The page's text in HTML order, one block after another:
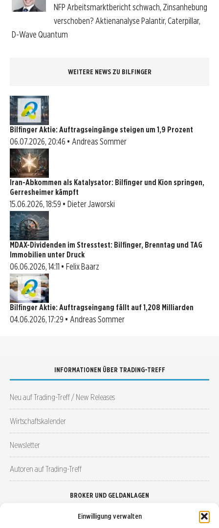
Einwilligung verwalten
NFP Arbeitsmarktbericht schwach, Zinsanhebung
verschoben? Aktienanalyse Palantir, Caterpillar,
D-Wave Quantum
WEITERE NEWS ZU BILFINGER
Bilfinger Aktie: Auftragseingänge steigen um 1,9 Prozent
06.07.2026, 20:46 • Andreas Sommer
Iran-Abkommen als Katalysator: Bilfinger und Kion springen,
Gerresheimer kämpft
15.06.2026, 18:59 • Dieter Jaworski
MDAX-Dividenden im Stresstest: Bilfinger, Brenntag und TAG
Immobilien unter Druck
06.06.2026, 14:11 • Felix Baarz
Bilfinger Aktie: Auftragseingang fällt auf 1,208 Milliarden
04.06.2026, 17:29 • Andreas Sommer
INFORMATIONEN ÜBER TRADING-TREFF
Neu auf Trading-Treff / New Releases
Wirtschaftskalender
Newsletter
Autoren auf Trading-Treff
BROKER UND GELDANLAGEN